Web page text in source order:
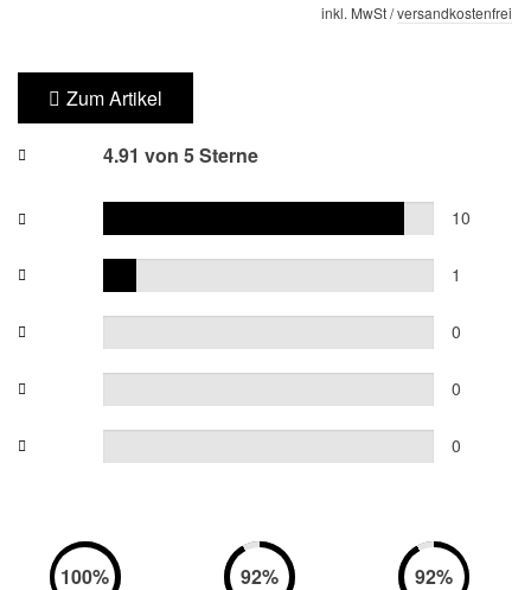
inkl. MwSt /versandkostenfrei
Zum Artikel
4.91 von 5 Sterne
10
1
0
0
0